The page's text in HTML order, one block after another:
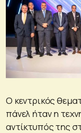
Ο κεντρικός
πάνελ ήταν η
αντίκτυπός της